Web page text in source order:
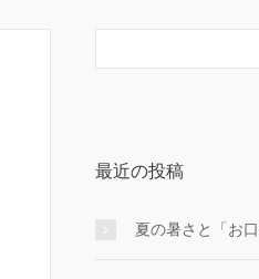
最近の投稿
夏の暑さと「お